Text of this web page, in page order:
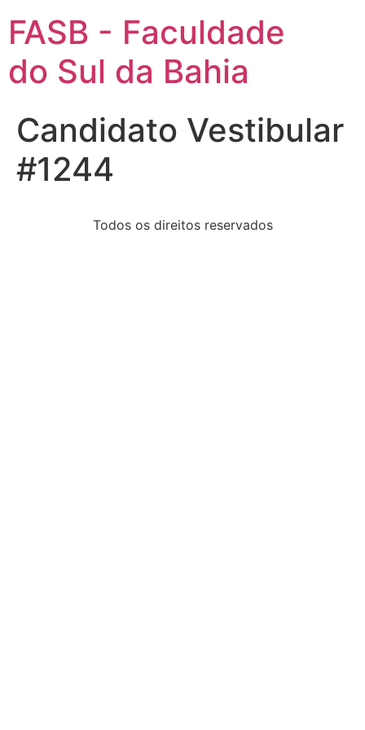
FASB - Faculdade
do Sul da Bahia
Candidato Vestibular
#1244
Todos os direitos reservados